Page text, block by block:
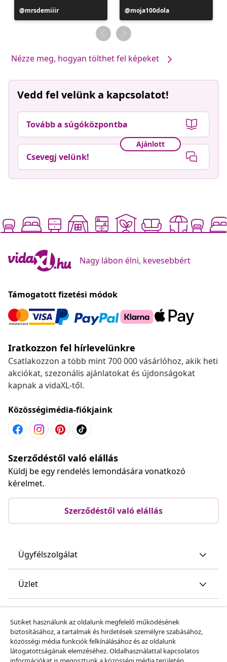
Bejegyzés
közzétevője
mrsdemiiir
Bejegyzés
közzétevője
moja100dola
Nézze meg, hogyan tölthet fel képeket
Vedd fel velünk a kapcsolatot!
Tovább a súgóközpontba
Ajánlott
Csevegj velünk!
Nagy lábon élni, kevesebbért
Támogatott fizetési módok
Iratkozzon fel hírlevelünkre
Csatlakozzon a több mint 700 000 vásárlóhoz, akik heti
akciókat, szezonális ajánlatokat és újdonságokat
kapnak a vidaXL-től.
Közösségimédia-fiókjaink
Szerződéstől való elállás
Küldj be egy rendelés lemondására vonatkozó
kérelmet.
Szerződéstől való elállás
Ügyfélszolgálat
Üzlet
Fedezz fel többet
Sütiket használunk az oldalunk megfelelő működésének
biztosításához, a tartalmak és hirdetések személyre szabásához,
közösségi média funkciók felkínálásához és az oldalunk
látogatottságának elemzéséhez. Oldalhasználattal kapcsolatos